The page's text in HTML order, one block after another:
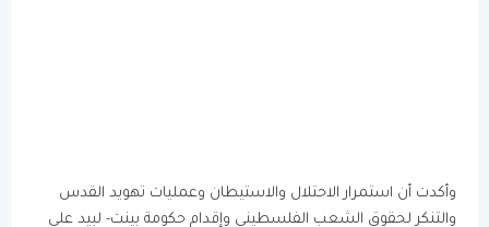
وأكدت أن استمرار الاحتلال والاستيطان وعمليات تهويد القدس
والتنكر لحقوق الشعب الفلسطيني وإقدام حكومة بينت- لبيد على